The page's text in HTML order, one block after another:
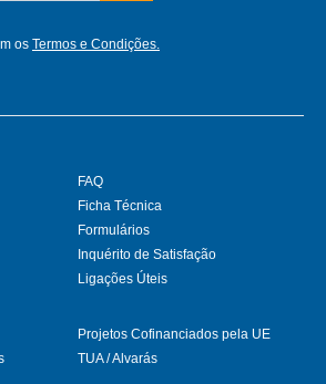
os Termos e Condições.
FAQ
Ficha Técnica
Formulários
Inquérito de Satisfação
Ligações Úteis
Projetos Cofinanciados pela UE
TUA / Alvarás